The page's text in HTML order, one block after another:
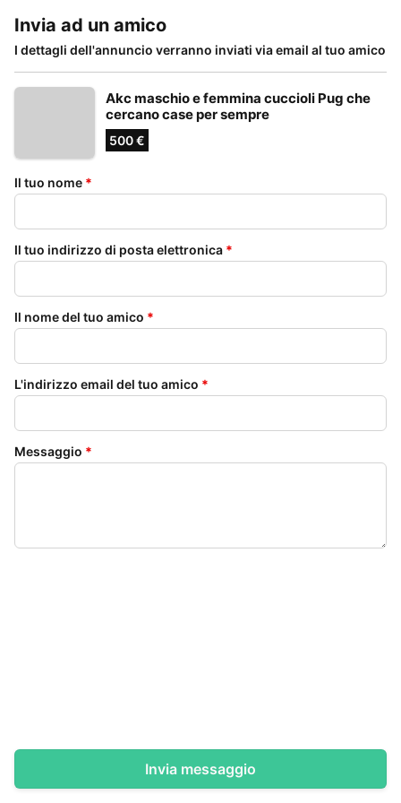
Invia ad un amico
I dettagli dell'annuncio verranno inviati via email al tuo amico
Akc maschio e femmina cuccioli Pug che
cercano case per sempre
500 €
Il tuo nome *
Il tuo indirizzo di posta elettronica *
Il nome del tuo amico *
L'indirizzo email del tuo amico *
Messaggio *
Invia messaggio